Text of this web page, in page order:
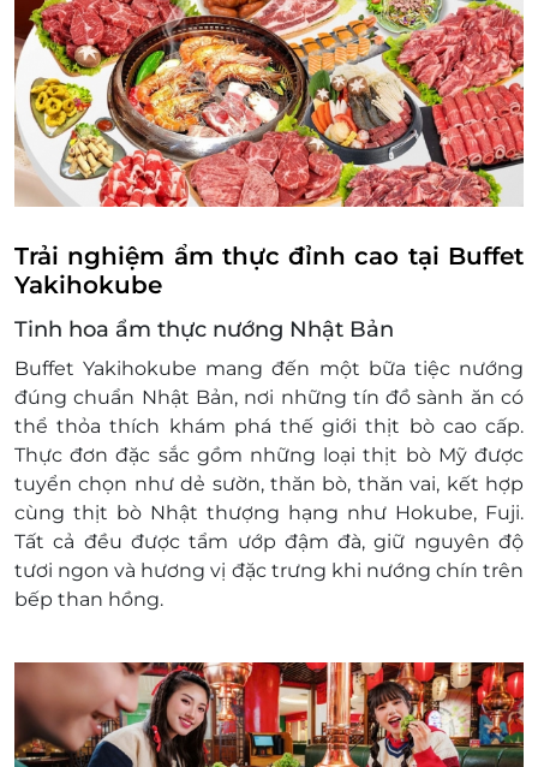
Trải nghiệm ẩm thực đỉnh cao tại Buffet
Yakihokube
Tinh hoa ẩm thực nướng Nhật Bản
Buffet Yakihokube mang đến một bữa tiệc nướng
đúng chuẩn Nhật Bản, nơi những tín đồ sành ăn có
thể thỏa thích khám phá thế giới thịt bò cao cấp.
Thực đơn đặc sắc gồm những loại thịt bò Mỹ được
tuyển chọn như dẻ sườn, thăn bò, thăn vai, kết hợp
cùng thịt bò Nhật thượng hạng như Hokube, Fuji.
Tất cả đều được tẩm ướp đậm đà, giữ nguyên độ
tươi ngon và hương vị đặc trưng khi nướng chín trên
bếp than hồng.